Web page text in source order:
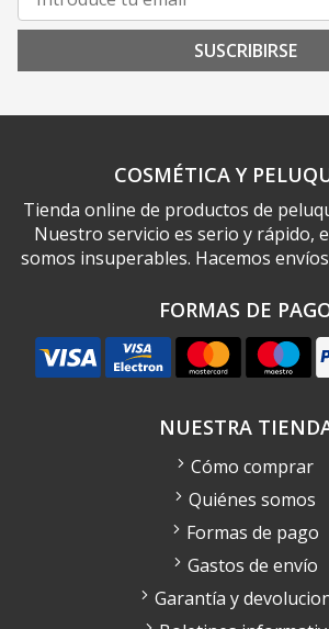
SUSCRIBIRSE
COSMÉTICA Y
Tienda online de productos de
Nuestro servicio es serio y rápido,
somos insuperables. Hacemos
FORMAS DE
NUESTRA
Cómo comprar
Quiénes somos
Formas de pago
Gastos de envío
Garantía y